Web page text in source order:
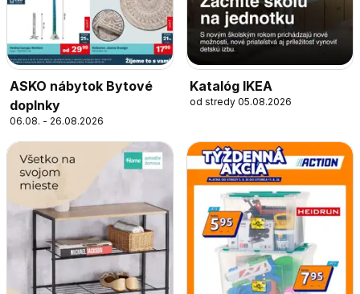
ASKO nábytok Bytové
doplnky
06.08. - 26.08.2026
Katalóg IKEA
od stredy 05.08.2026